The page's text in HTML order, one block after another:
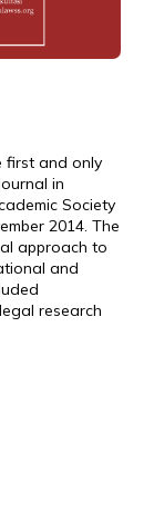
first and only
in
Society
2014. The
approach to
and
research